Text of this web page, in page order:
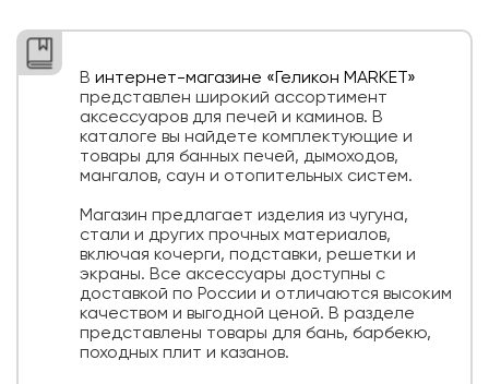
В интернет-магазине «Геликон MARKET»
представлен широкий ассортимент
аксессуаров для печей и каминов. В
каталоге вы найдете комплектующие и
товары для банных печей, дымоходов,
мангалов, саун и отопительных систем.
Магазин предлагает изделия из чугуна,
стали и других прочных материалов,
включая кочерги, подставки, решетки и
экраны. Все аксессуары доступны с
доставкой по России и отличаются высоким
качеством и выгодной ценой. В разделе
представлены товары для бань, барбекю,
походных плит и казанов.